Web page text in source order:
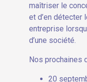
maîtriser le
et d’en détecter
entreprise
d’une société.
Nos prochaines
20